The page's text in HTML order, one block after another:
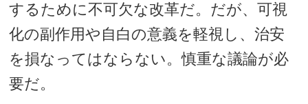
するために不可欠な改革だ。だが、可視
化の副作用や自白の意義を軽視し、治安
を損なってはならない。慎重な議論が必
要だ。